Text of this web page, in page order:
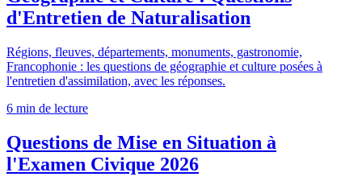
d'Entretien de Naturalisation
Régions, fleuves, départements, monuments, gastronomie,
Francophonie : les questions de géographie et culture posées à
l'entretien d'assimilation, avec les réponses.
6 min de lecture
Questions de Mise en Situation à
l'Examen Civique 2026